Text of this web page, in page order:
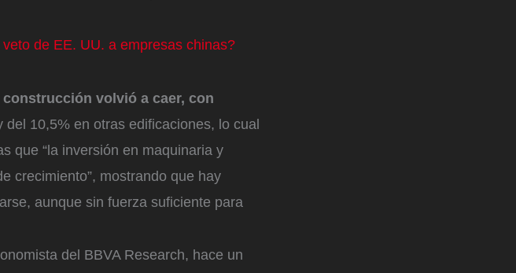
de EE. UU. a empresas chinas?
volvió a caer, con
10,5% en otras edificaciones, lo cual
que “la inversión en maquinaria y
crecimiento”, mostrando que hay
aunque sin fuerza suficiente para
del BBVA Research, hace un